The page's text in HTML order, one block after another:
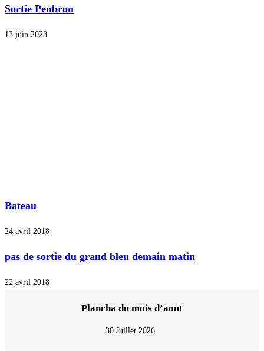
Sortie Penbron
13 juin 2023
Bateau
24 avril 2018
pas de sortie du grand bleu demain matin
22 avril 2018
Plancha du mois d’aout
30 Juillet 2026